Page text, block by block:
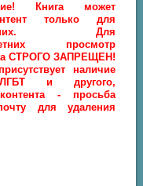
Книга может
только для
Для
просмотр
СТРОГО ЗАПРЕЩЕН!
наличие
и другого,
- просьба
для удаления